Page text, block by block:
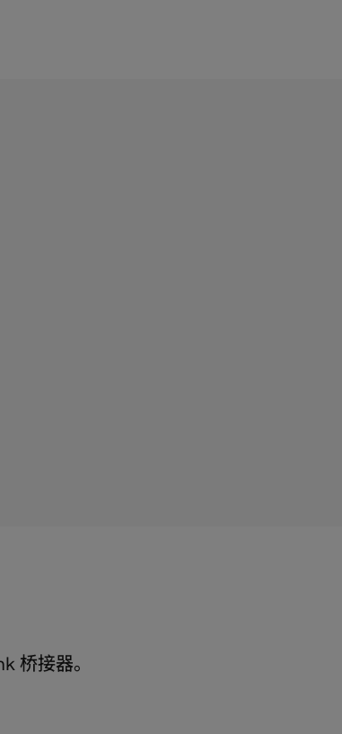
桥接器。